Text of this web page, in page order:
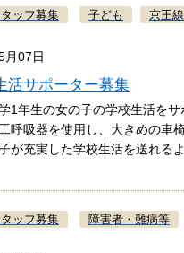
ッフ募集 子ども 京王線
月07日
活サポーター募集
1年生の女の子の学校生活を
呼吸器を使用し、大きめの車
が充実した学校生活を送れ
ッフ募集 障害者・難病等